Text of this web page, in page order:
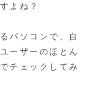
よね？
パソコンで、自
ーザーのほとん
チェックしてみ